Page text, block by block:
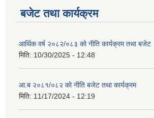
बजेट तथा कार्यक्रम
आर्थिक वर्ष २०८२/०८३ को नीति कार्यक्रम तथा बजेट
मिति: 10/30/2025 - 12:48
आ.ब २०८१/०८२ को नीति बजेट तथा कार्यक्रम
मिति: 11/17/2024 - 12:19